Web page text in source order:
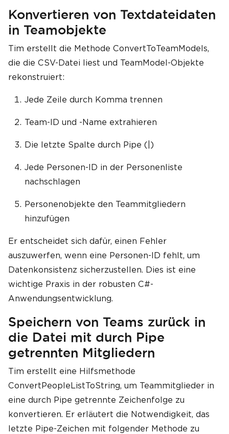
Konvertieren von Textdateidaten
in Teamobjekte
Tim erstellt die Methode ConvertToTeamModels,
die die CSV-Datei liest und TeamModel-Objekte
rekonstruiert:
Jede Zeile durch Komma trennen
Team-ID und -Name extrahieren
Die letzte Spalte durch Pipe (|)
Jede Personen-ID in der Personenliste
nachschlagen
Personenobjekte den Teammitgliedern
hinzufügen
Er entscheidet sich dafür, einen Fehler
auszuwerfen, wenn eine Personen-ID fehlt, um
Datenkonsistenz sicherzustellen. Dies ist eine
wichtige Praxis in der robusten C#-
Anwendungsentwicklung.
Speichern von Teams zurück in
die Datei mit durch Pipe
getrennten Mitgliedern
Tim erstellt eine Hilfsmethode
ConvertPeopleListToString, um Teammitglieder in
eine durch Pipe getrennte Zeichenfolge zu
konvertieren. Er erläutert die Notwendigkeit, das
letzte Pipe-Zeichen mit folgender Methode zu